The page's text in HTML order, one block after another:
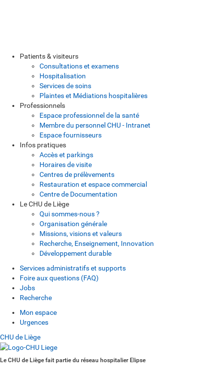
Patients & visiteurs
Consultations et examens
Hospitalisation
Services de soins
Plaintes et Médiations hospitalières
Professionnels
Espace professionnel de la santé
Membre du personnel CHU - Intranet
Espace fournisseurs
Infos pratiques
Accès et parkings
Horaires de visite
Centres de prélèvements
Restauration et espace commercial
Centre de Documentation
Le CHU de Liège
Qui sommes-nous ?
Organisation générale
Missions, visions et valeurs
Recherche, Enseignement, Innovation
Développement durable
Services administratifs et supports
Foire aux questions (FAQ)
Jobs
Recherche
Mon espace
Urgences
CHU de Liège
Le CHU de Liège fait partie du réseau hospitalier Elipse